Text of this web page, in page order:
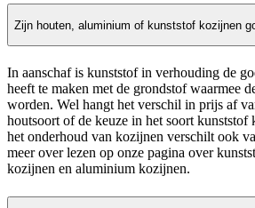
Zijn houten, aluminium of kunststof kozijnen
In aanschaf is kunststof in verhouding de
heeft te maken met de grondstof waarmee
worden. Wel hangt het verschil in prijs af
houtsoort of de keuze in het soort
het onderhoud van kozijnen verschilt ook
meer over lezen op onze pagina over
kozijnen en aluminium kozijnen.